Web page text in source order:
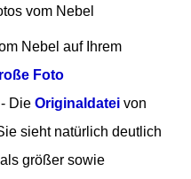
Nebel auf Ihrem
Foto
- DieOriginaldatei von
sieht natürlich deutlich
größer sowie